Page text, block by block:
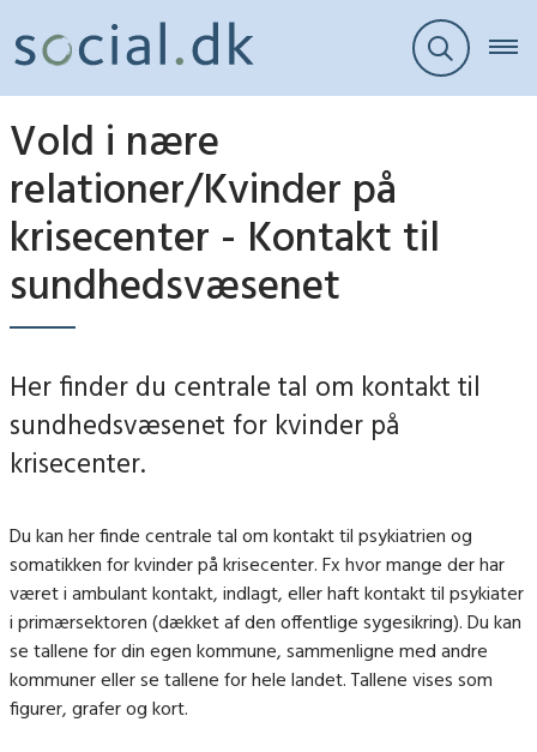
Vold i nære
relationer/Kvinder på
krisecenter - Kontakt til
sundhedsvæsenet
Her finder du centrale tal om kontakt til
sundhedsvæsenet for kvinder på
krisecenter.
Du kan her finde centrale tal om kontakt til psykiatrien og
somatikken for kvinder på krisecenter. Fx hvor mange der har
været i ambulant kontakt, indlagt, eller haft kontakt til psykiater
i primærsektoren (dækket af den offentlige sygesikring). Du kan
se tallene for din egen kommune, sammenligne med andre
kommuner eller se tallene for hele landet. Tallene vises som
figurer, grafer og kort.